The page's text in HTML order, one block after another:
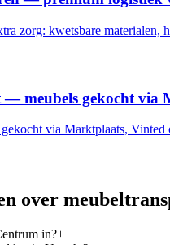
zorg: kwetsbare materialen,
meubels gekocht via
via Marktplaats,
over
in?+